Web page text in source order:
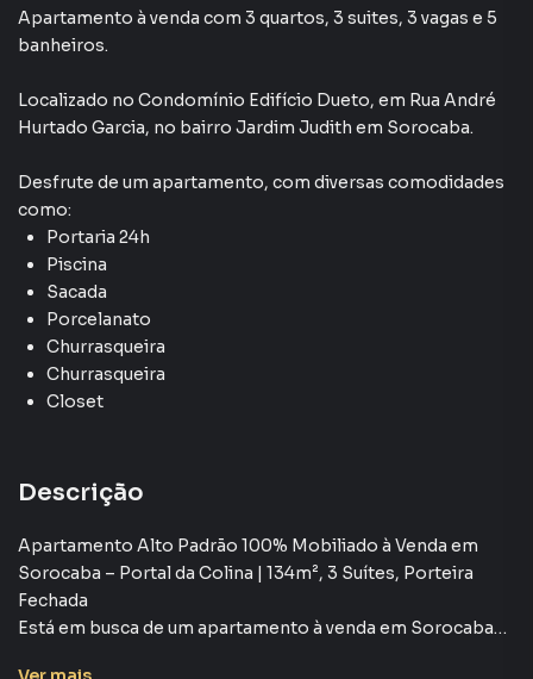
Ar-Condicionado
Portaria 24h
Apartamento à venda com 3 quartos, 3 suites, 3 vagas e 5
banheiros.
Localizado no Condomínio Edifício Dueto, em Rua André
Hurtado Garcia, no bairro Jardim Judith em Sorocaba.
Desfrute de um apartamento, com diversas comodidades
como:
Portaria 24h
Piscina
Sacada
Porcelanato
Churrasqueira
Churrasqueira
Closet
Descrição
Apartamento Alto Padrão 100% Mobiliado à Venda em
Sorocaba – Portal da Colina | 134m², 3 Suítes, Porteira
Fechada
Está em busca de um apartamento à venda em Sorocaba